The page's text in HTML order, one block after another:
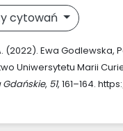
cytowań
(2022). Ewa Godlewska,
Uniwersytetu Marii
Gdańskie, 51, 161–164.